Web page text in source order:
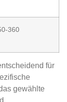
360
für
gewählte